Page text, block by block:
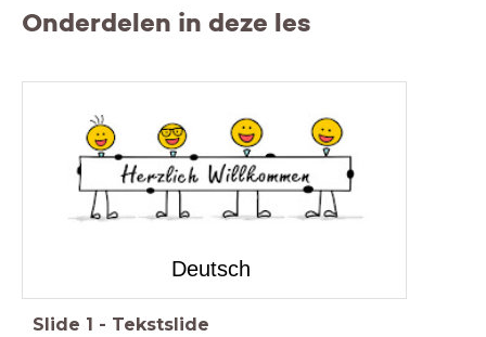
Onderdelen in deze les
Deutsch
Slide 1 - Tekstslide